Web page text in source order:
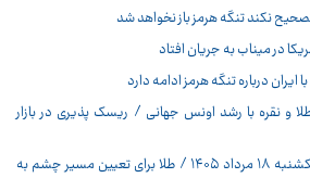
نکند تنگه هرمز باز نخواهد شد
در میناب به جریان افتاد
درباره تنگه هرمز ادامه دارد
نقره با رشد اونس جهانی / ریسک پذیری در بازار
پیش‌ بینی قیمت طلا و سکه یکشنبه ۱۸ مرداد ۱۴۰۵ / طلا برای تعیین مسیر چشم به